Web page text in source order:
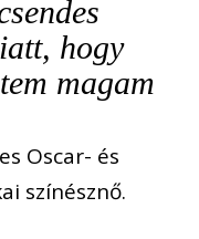
hogy
magam
Oscar- és
színésznő.